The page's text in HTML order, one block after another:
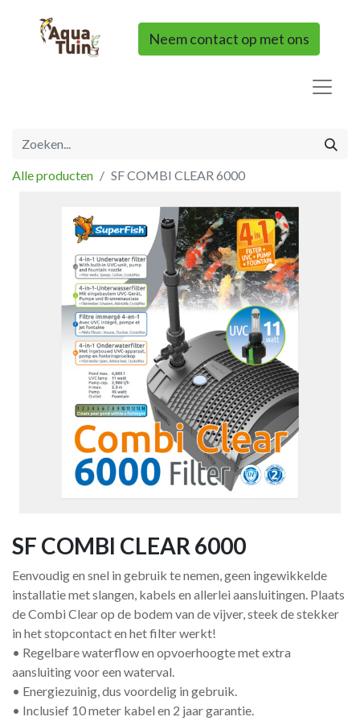
Neem contact op met ons
Alle producten SF COMBI CLEAR 6000
SF COMBI CLEAR 6000
Eenvoudig en snel in gebruik te nemen, geen ingewikkelde
installatie met slangen, kabels en allerlei aansluitingen. Plaats
de Combi Clear op de bodem van de vijver, steek de stekker
in het stopcontact en het filter werkt!
• Regelbare waterflow en opvoerhoogte met extra
aansluiting voor een waterval.
• Energiezuinig, dus voordelig in gebruik.
• Inclusief 10 meter kabel en 2 jaar garantie.